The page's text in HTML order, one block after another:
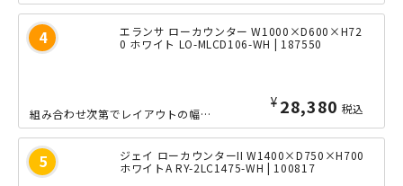
エランサ ローカウンター W1000×D600×H72
0 ホワイト LO-MLCD106-WH | 187550
¥ 28,380 税込
組み合わせ次第でレイアウトの幅が広がる、「エランサ」シリーズのローカウンターの横...
ジェイ ローカウンターII W1400×D750×H700
ホワイトA RY-2LC1475-WH | 100817